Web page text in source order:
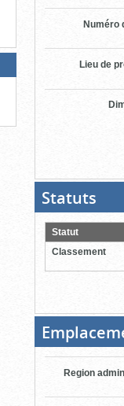
Numéro
Lieu de
Statuts
pour
Statut
Classement
Region